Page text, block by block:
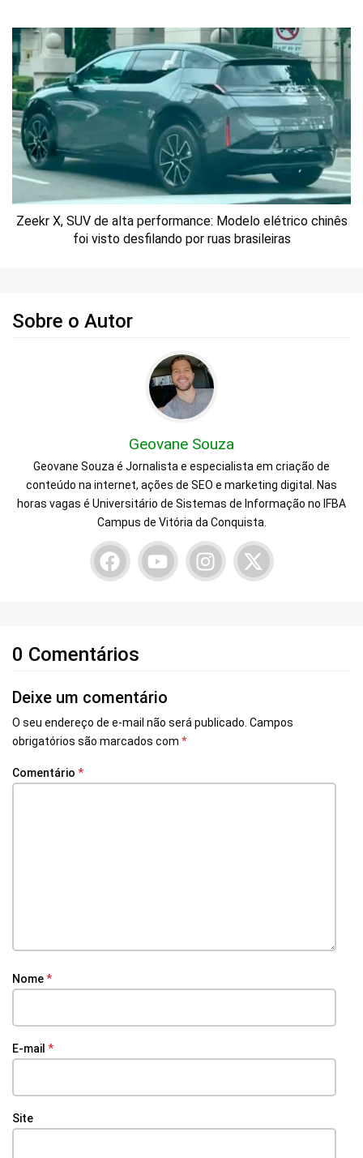
Zeekr X, SUV de alta performance: Modelo elétrico chinês
foi visto desfilando por ruas brasileiras
Sobre o Autor
Geovane Souza
Geovane Souza é Jornalista e especialista em criação de
conteúdo na internet, ações de SEO e marketing digital. Nas
horas vagas é Universitário de Sistemas de Informação no IFBA
Campus de Vitória da Conquista.
0 Comentários
Deixe um comentário
O seu endereço de e-mail não será publicado. Campos
obrigatórios são marcados com *
Comentário *
Nome*
E-mail *
Site